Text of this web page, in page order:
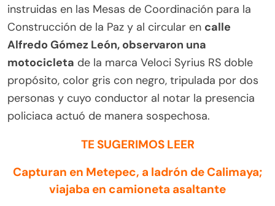
instruidas en las Mesas de Coordinación para la
Construcción de la Paz y al circular en calle
Alfredo Gómez León, observaron una
motocicleta de la marca Veloci Syrius RS doble
propósito, color gris con negro, tripulada por dos
personas y cuyo conductor al notar la presencia
policiaca actuó de manera sospechosa.
TE SUGERIMOS LEER
Capturan en Metepec, a ladrón de Calimaya;
viajaba en camioneta asaltante